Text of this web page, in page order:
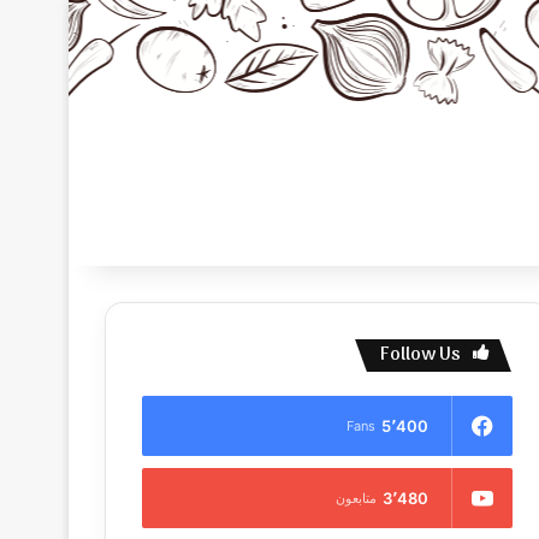
Follow Us
5٬400 Fans
3٬480 متابعون